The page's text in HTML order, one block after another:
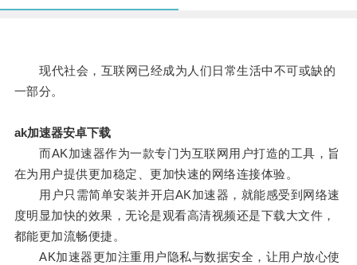
现代社会，互联网已经成为人们日常生活中不可或缺的
一部分。
ak加速器安卓下载
而AK加速器作为一款专门为互联网用户打造的工具，旨
在为用户提供更加稳定、更加快速的网络连接体验。
用户只需简单安装并开启AK加速器，就能感受到网络速
度明显加快的效果，无论是观看高清视频还是下载大文件，
都能更加流畅便捷。
AK加速器更加注重用户隐私与数据安全，让用户放心使